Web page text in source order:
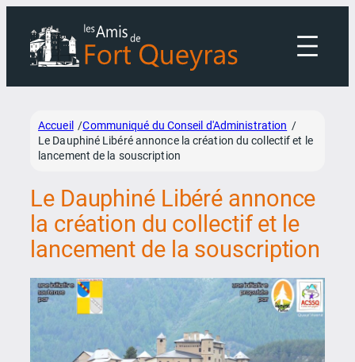
contenu
Accueil /Communiqué du Conseil d'Administration /
Le Dauphiné Libéré annonce la création du collectif et le
lancement de la souscription
Le Dauphiné Libéré annonce
la création du collectif et le
lancement de la souscription